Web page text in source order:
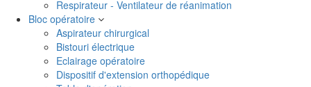
Respirateur - Ventilateur de réanimation
Bloc opératoire
Aspirateur chirurgical
Bistouri électrique
Eclairage opératoire
Dispositif d'extension orthopédique